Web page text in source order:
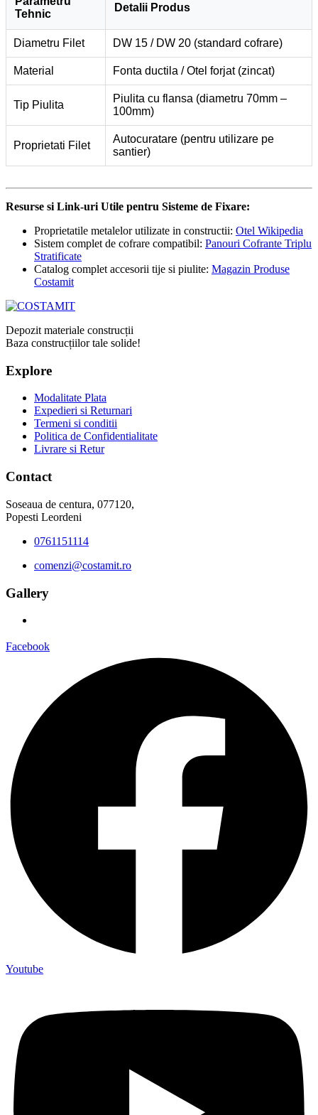
Tehnic
Detalii Produs
Diametru Filet DW 15 / DW 20 (standard cofrare)
Material Fonta ductila / Otel forjat (zincat)
Tip Piulita
Piulita cu flansa (diametru 70mm –
100mm)
Proprietati Filet
Autocuratare (pentru utilizare pe
santier)
Resurse si Link-uri Utile pentru Sisteme de Fixare:
Proprietatile metalelor utilizate in constructii: Otel Wikipedia
Sistem complet de cofrare compatibil: Panouri Cofrante Triplu
Stratificate
Catalog complet accesorii tije si piulite: Magazin Produse
Costamit
Depozit materiale construcții
Baza construcțiilor tale solide!
Explore
Modalitate Plata
Expedieri si Returnari
Termeni si conditii
Politica de Confidentialitate
Livrare si Retur
Contact
Soseaua de centura, 077120,
Popesti Leordeni
0761151114
comenzi@costamit.ro
Gallery
Facebook
Youtube